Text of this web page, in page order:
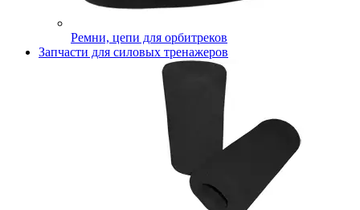
Ремни, цепи для орбитреков
Запчасти для силовых тренажеров